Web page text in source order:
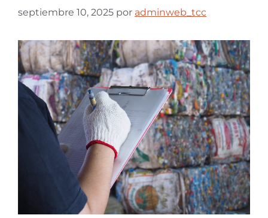
septiembre 10, 2025 por adminweb_tcc